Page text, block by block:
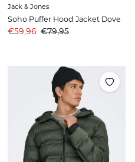
Jack & Jones
Soho Puffer Hood Jacket Dove
Aanbiedingsprijs
€59,96 Prijs
€79,95